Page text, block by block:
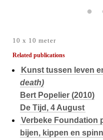
10 x 10 meter
Related publications
Kunst tussen leven
death)
Bert Popelier (2010)
De Tijd, 4 August
Verbeke Foundation
bijen, kippen en